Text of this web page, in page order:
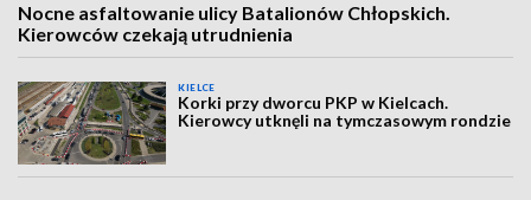
Nocne asfaltowanie ulicy Batalionów Chłopskich.
Kierowców czekają utrudnienia
KIELCE
Korki przy dworcu PKP w Kielcach.
Kierowcy utknęli na tymczasowym rondzie